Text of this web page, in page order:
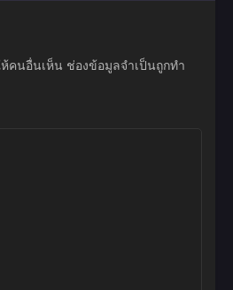
คนอื่นเห็น ช่องข้อมูลจำเป็นถูกทำ